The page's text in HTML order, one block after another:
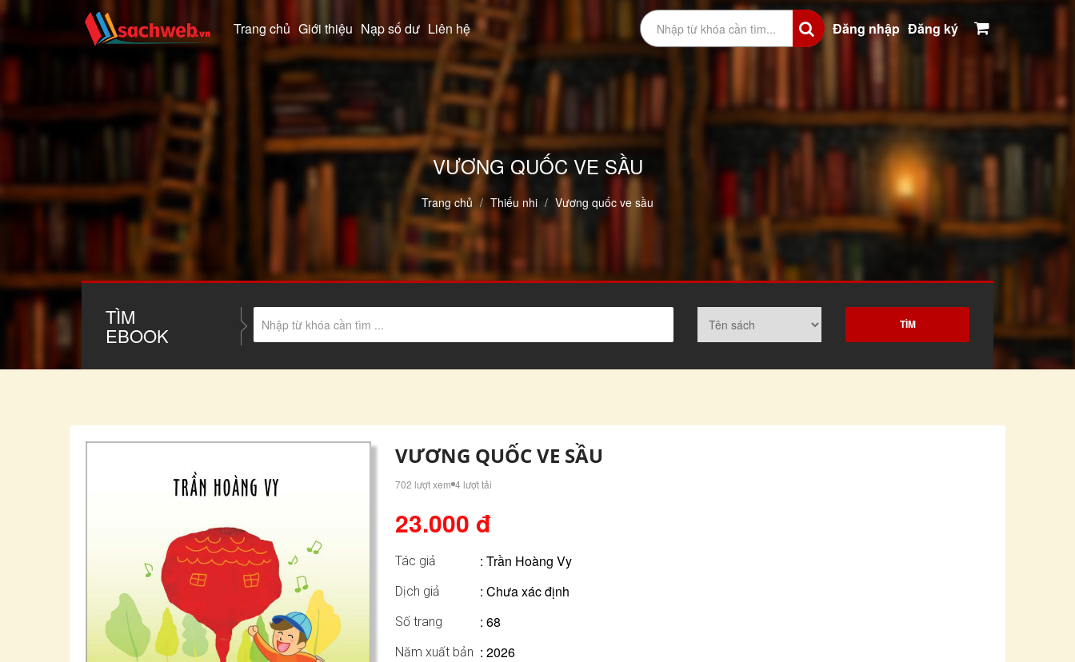
Trang chủ Giới thiệu Nạp số dư Liên hệ Đăng nhập Đăng ký
VƯƠNG QUỐC VE SẦU
Trang chủ Thiếu nhi Vương quốc ve sầu
TÌM
EBOOK
VƯƠNG QUỐC VE SẦU
702 lượt xem 4 lượt tải
23.000 đ
Tác giả : Trần Hoàng Vy
Dịch giả : Chưa xác định
Số trang : 68
Năm xuất bản : 2026